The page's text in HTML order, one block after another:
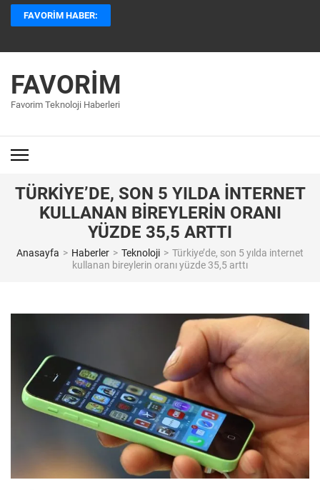
İçeriğe
atla
basın)
FAVORIM HABER:
FAVORIM
Favorim Teknoloji Haberleri
TÜRKIYE’DE, SON 5 YILDA INTERNET
KULLANAN BIREYLERIN ORANI
YÜZDE 35,5 ARTTI
Anasayfa > Haberler > Teknoloji > Türkiye’de, son 5 yılda internet
kullanan bireylerin oranı yüzde 35,5 arttı